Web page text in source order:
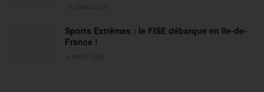
Sports Extrêmes : le FISE débarque en Ile-de-
France !